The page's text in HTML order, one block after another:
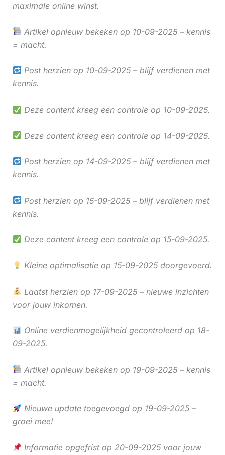
maximale online winst.
Artikel opnieuw bekeken op 10-09-2025 – kennis
= macht.
Post herzien op 10-09-2025 – blijf verdienen met
kennis.
Deze content kreeg een controle op 10-09-2025.
Deze content kreeg een controle op 14-09-2025.
Post herzien op 14-09-2025 – blijf verdienen met
kennis.
Post herzien op 15-09-2025 – blijf verdienen met
kennis.
Deze content kreeg een controle op 15-09-2025.
Kleine optimalisatie op 15-09-2025 doorgevoerd.
Laatst herzien op 17-09-2025 – nieuwe inzichten
voor jouw inkomen.
Online verdienmogelijkheid gecontroleerd op 18-
09-2025.
Artikel opnieuw bekeken op 19-09-2025 – kennis
= macht.
Nieuwe update toegevoegd op 19-09-2025 –
groei mee!
Informatie opgefrist op 20-09-2025 voor jouw